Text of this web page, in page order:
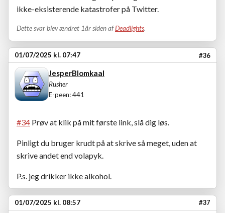
ikke-eksisterende katastrofer på Twitter.
Dette svar blev ændret 1år siden afDeadlights.
01/07/2025 kl. 07:47 #36
JesperBlomkaal
Rusher
E-peen: 441
#34 Prøv at klik på mit første link, slå dig løs.
Pinligt du bruger krudt på at skrive så meget, uden at
skrive andet end volapyk.
P.s. jeg drikker ikke alkohol.
01/07/2025 kl. 08:57 #37